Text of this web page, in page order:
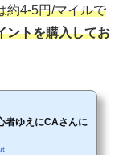
約4-5円/マイルで
ントを購入してお
者ゆえにCAさんに